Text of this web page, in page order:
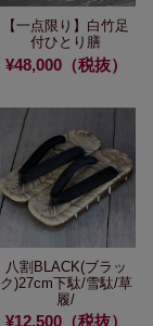
【一点限り】 白竹足
付ひとり膳
¥48,000（税抜）
八割BLACK(ブラッ
ク)27cm下駄/雪駄/草
履/
¥12,500（税抜）